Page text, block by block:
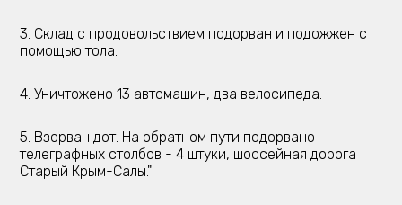
3. Склад с продовольствием подорван и подожжен с
помощью тола.
4. Уничтожено 13 автомашин, два велосипеда.
5. Взорван дот. На обратном пути подорвано
телеграфных столбов - 4 штуки, шоссейная дорога
Старый Крым-Салы."